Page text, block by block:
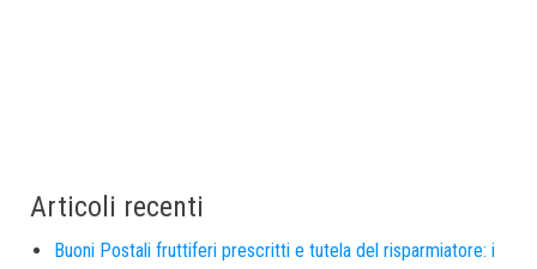
Articoli recenti
Buoni Postali fruttiferi prescritti e tutela del risparmiatore: i